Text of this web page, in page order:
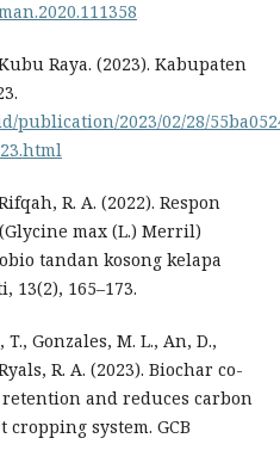
Raya. (2023). Kabupaten
publication/2023/02/28/
R. A. (2022). Respon
max (L.) Merril)
tandan kosong kelapa
13(2), 165–173.
Gonzales, M. L., An, D.,
R. A. (2023). Biochar co-
and reduces carbon
system. GCB